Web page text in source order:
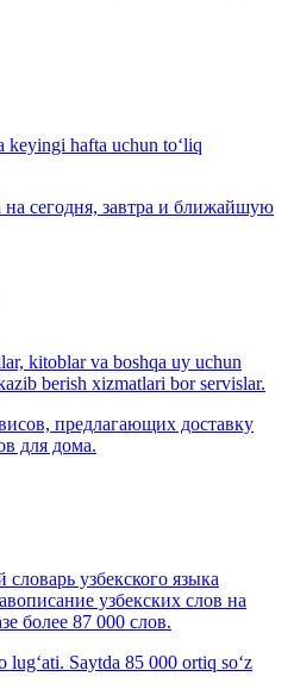
hafta uchun to‘liq
сегодня, завтра и ближайшую
kitoblar va boshqa uy uchun
berish xizmatlari bor servislar.
предлагающих доставку
для дома.
узбекского языка
узбекских слов на
более 87 000 слов.
Saytda 85 000 ortiq so‘z